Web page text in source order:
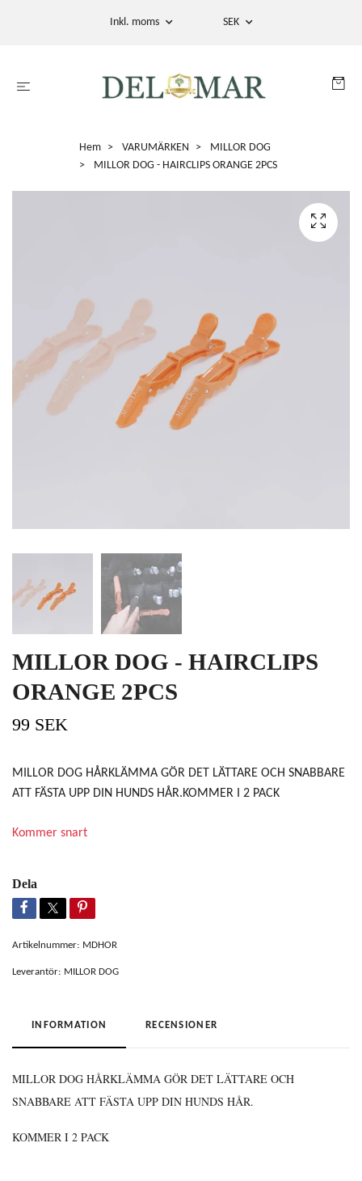
Inkl. moms SEK
Hem VARUMÄRKEN
MILLOR DOG
MILLOR DOG - HAIRCLIPS ORANGE 2PCS
MILLOR DOG - HAIRCLIPS
ORANGE 2PCS
99 SEK
MILLOR DOG HÅRKLÄMMA GÖR DET LÄTTARE OCH SNABBARE
ATT FÄSTA UPP DIN HUNDS HÅR.KOMMER I 2 PACK
Kommer snart
Dela
Artikelnummer: MDHOR
Leverantör: MILLOR DOG
INFORMATION RECENSIONER
MILLOR DOG HÅRKLÄMMA GÖR DET LÄTTARE OCH
SNABBARE ATT FÄSTA UPP DIN HUNDS HÅR.
KOMMER I 2 PACK